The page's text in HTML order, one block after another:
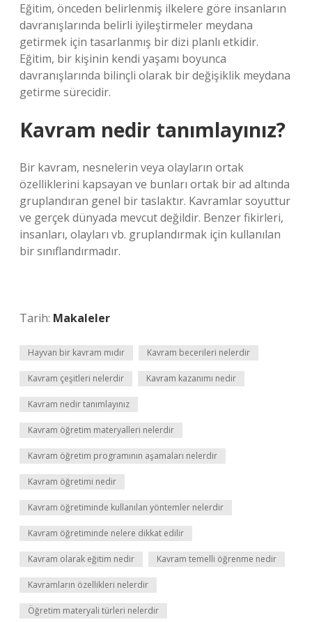
Eğitim, önceden belirlenmiş ilkelere göre insanların
davranışlarında belirli iyileştirmeler meydana
getirmek için tasarlanmış bir dizi planlı etkidir.
Eğitim, bir kişinin kendi yaşamı boyunca
davranışlarında bilinçli olarak bir değişiklik meydana
getirme sürecidir.
Kavram nedir tanımlayınız?
Bir kavram, nesnelerin veya olayların ortak
özelliklerini kapsayan ve bunları ortak bir ad altında
gruplandıran genel bir taslaktır. Kavramlar soyuttur
ve gerçek dünyada mevcut değildir. Benzer fikirleri,
insanları, olayları vb. gruplandırmak için kullanılan
bir sınıflandırmadır.
Tarih: Makaleler
Hayvan bir kavram mıdır Kavram becerileri nelerdir
Kavram çeşitleri nelerdir Kavram kazanımı nedir
Kavram nedir tanımlayınız
Kavram öğretim materyalleri nelerdir
Kavram öğretim programının aşamaları nelerdir
Kavram öğretimi nedir
Kavram öğretiminde kullanılan yöntemler nelerdir
Kavram öğretiminde nelere dikkat edilir
Kavram olarak eğitim nedir Kavram temelli öğrenme nedir
Kavramların özellikleri nelerdir
Öğretim materyali türleri nelerdir